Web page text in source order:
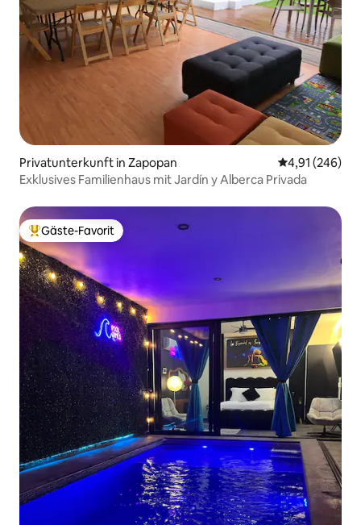
Privatunterkunft in Zapopan
4,91 (246)
Exklusives Familienhaus mit Jardín y Alberca Privada
Beliebter Gäste-Favorit.
Gäste-Favorit